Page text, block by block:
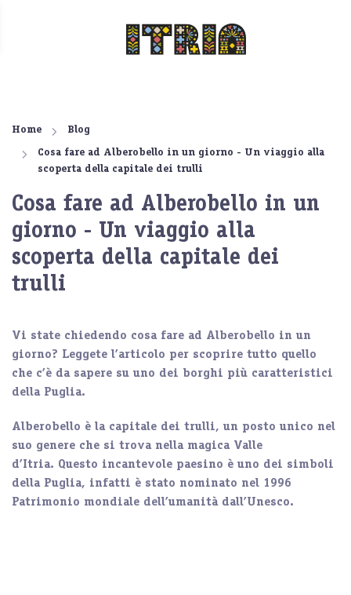
Home Blog
Cosa fare ad Alberobello in un giorno - Un viaggio alla
scoperta della capitale dei trulli
Cosa fare ad Alberobello in un
giorno - Un viaggio alla
scoperta della capitale dei
trulli
Vi state chiedendo cosa fare ad Alberobello in un
giorno? Leggete l’articolo per scoprire tutto quello
che c’è da sapere su uno dei borghi più caratteristici
della Puglia.
Alberobello è la capitale dei trulli, un posto unico nel
suo genere che si trova nella magica Valle
d’Itria. Questo incantevole paesino è uno dei simboli
dellaPuglia, infatti è stato nominato nel 1996
Patrimonio mondiale dell’umanità dall’Unesco.